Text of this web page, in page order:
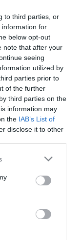
to third parties, or
information for
below opt-out
note that after your
seeing
utilized by
parties prior to
of the further
third parties on the
information may
the IAB’s List of
disclose it to other